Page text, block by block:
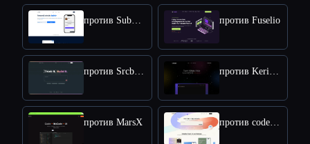
против SubPage против Fuselio
против Srcbook против Keringit
против MarsX против codeflying